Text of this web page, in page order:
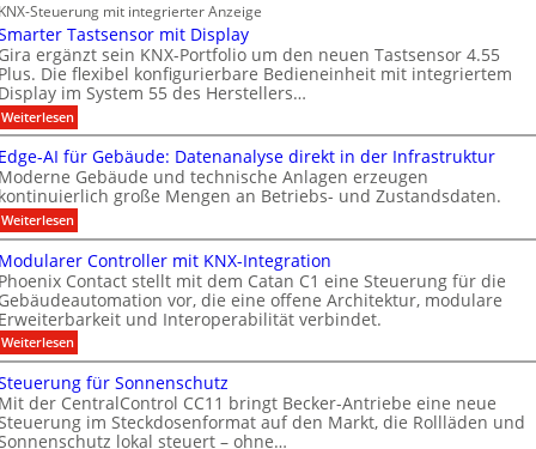
n
M
a
r
k
e
t
n
e
r
b
e
i
M
D
T
T
e
c
h
n
o
l
o
g
ü
h
e
s
t
e
r
k
e
n
u
n
g
m
i
t
A
a
e
r
ö
f
n
e
t
n
u
e
s
A
u
s
b
i
c
h
e
r
h
e
i
t
s
e
x
p
o
M
n
c
h
e
n
2
2
6
g
e
Steuerung mit integrierter Anzeige
Tastsensor mit Display
ergänzt sein KNX-Portfolio um den neuen Tastsensor 4.55
Die flexibel konfigurierbare Bedieneinheit mit integriertem
im System 55 des Herstellers…
Weiterlesen:
S
m
a
r
t
r
a
s
t
s
e
n
s
o
r
m
i
AI für Gebäude: Datenanalyse direkt in der Infrastruktur
Gebäude und technische Anlagen erzeugen
große Mengen an Betriebs- und Zustandsdaten.
Weiterlesen:
E
g
e
-
A
I
f
r
G
e
b
Controller mit KNX-Integration
Contact stellt mit dem Catan C1 eine Steuerung für die
vor, die eine offene Architektur, modulare
und Interoperabilität verbindet.
Weiterlesen:
M
d
u
l
a
für Sonnenschutz
der CentralControl CC11 bringt Becker-Antriebe eine neue
im Steckdosenformat auf den Markt, die Rollläden und
lokal steuert – ohne…